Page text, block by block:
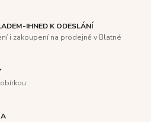
IHNED K ODESLÁNÍ
i zakoupení na prodejně v Blatné